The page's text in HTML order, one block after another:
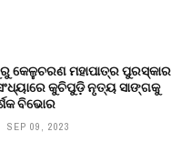
କେଳୁଚରଣ ମହାପାତ୍ର ପୁରସ୍କାର
କୁଚିପୁଡ଼ି ନୃତ୍ୟ ସାଙ୍ଗକୁ
ବିଭୋର
SEP 09, 2023